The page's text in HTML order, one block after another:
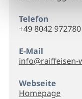
Telefon
+49 8042 972780
E-Mail
info@raiffeisen-
Webseite
Homepage